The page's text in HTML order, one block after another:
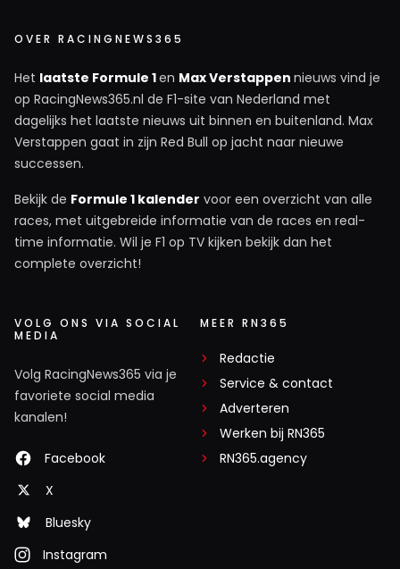
OVER RACINGNEWS365
Het laatste Formule 1en Max Verstappen nieuws vind je
op RacingNews365.nl de F1-site van Nederland met
dagelijks het laatste nieuws uit binnen en buitenland. Max
Verstappen gaat in zijn Red Bull op jacht naar nieuwe
successen.
Bekijk de Formule 1 kalender voor een overzicht van alle
races, met uitgebreide informatie van de races en real-
time informatie. Wil je F1 op TV kijken bekijk dan het
complete overzicht!
VOLG ONS VIA SOCIAL
MEDIA
Volg RacingNews365 via je
favoriete social media
kanalen!
Facebook
X
Bluesky
Instagram
MEER RN365
Redactie
Service & contact
Adverteren
Werken bij RN365
RN365.agency